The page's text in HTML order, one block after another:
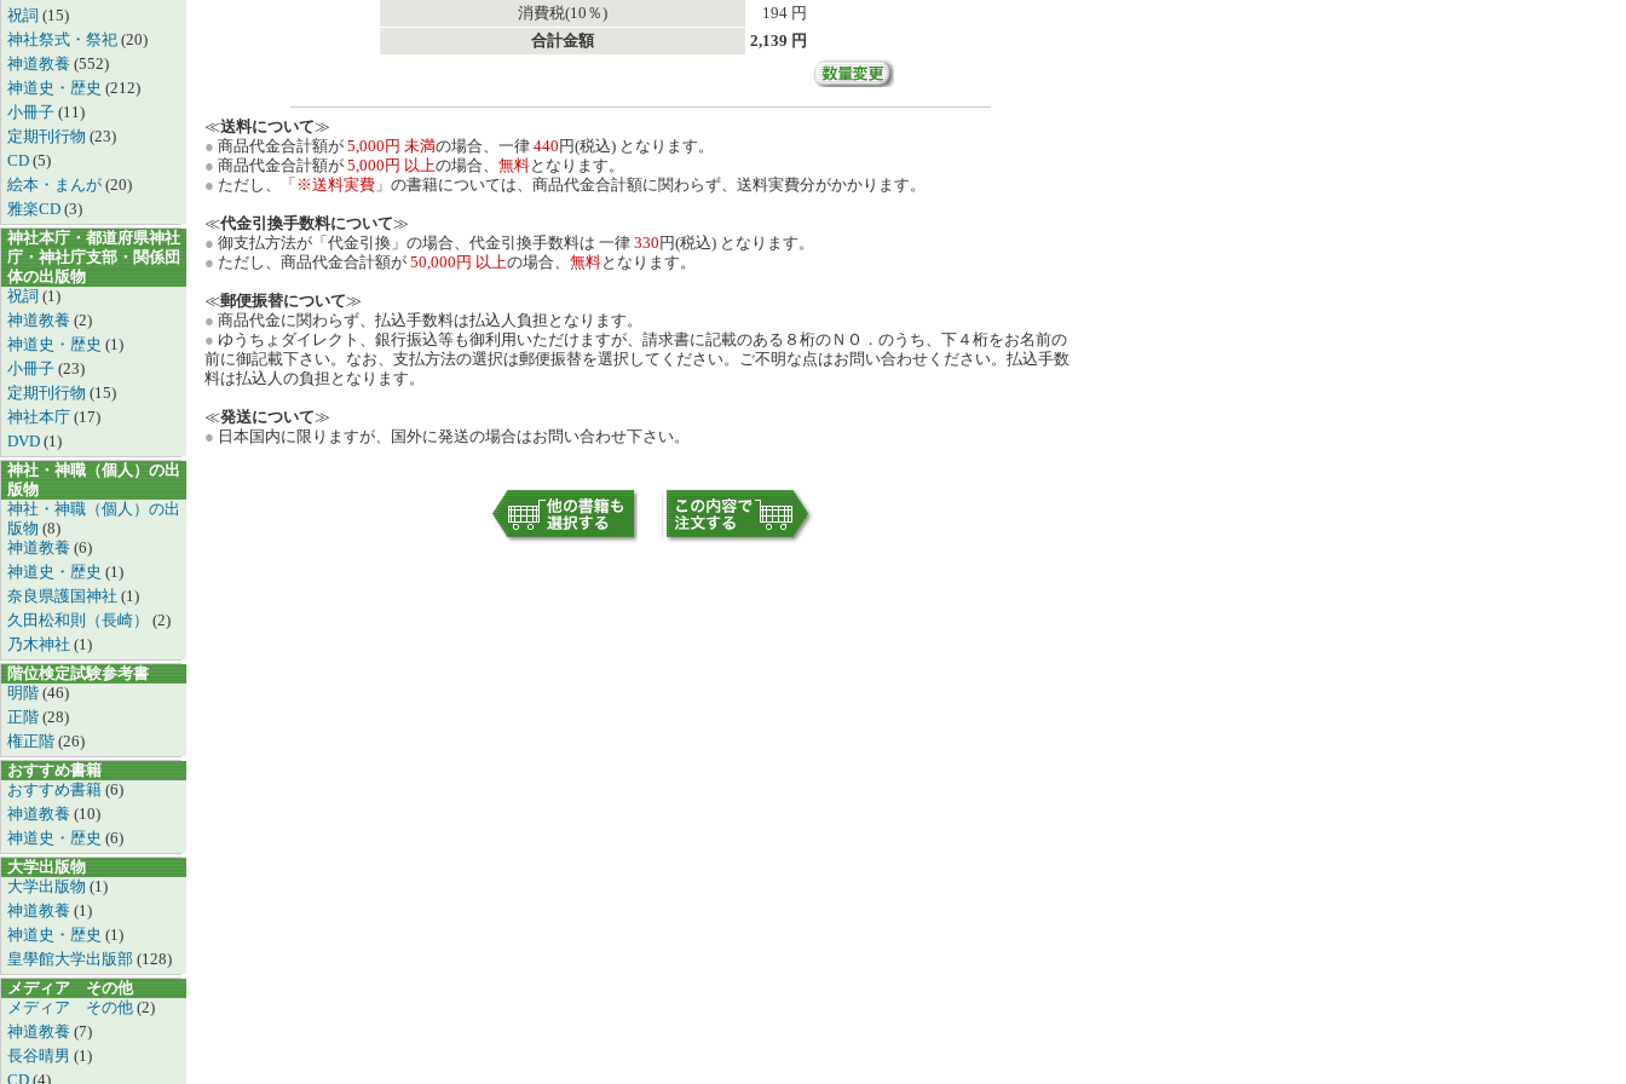
祝詞 (15)
神社祭式・祭祀 (20)
神道教養 (552)
神道史・歴史 (212)
小冊子 (11)
定期刊行物 (23)
CD (5)
絵本・まんが (20)
雅楽CD (3)
神社本庁・都道府県神社
庁・神社庁支部・関係団
体の出版物
祝詞 (1)
神道教養 (2)
神道史・歴史 (1)
小冊子 (23)
定期刊行物 (15)
神社本庁 (17)
DVD (1)
神社・神職（個人）の出
版物
神社・神職（個人）の出
版物 (8)
神道教養 (6)
神道史・歴史 (1)
奈良県護国神社 (1)
久田松和則（長崎） (2)
乃木神社 (1)
階位検定試験参考書
明階 (46)
正階 (28)
権正階 (26)
おすすめ書籍
おすすめ書籍 (6)
神道教養 (10)
神道史・歴史 (6)
大学出版物
大学出版物 (1)
神道教養 (1)
神道史・歴史 (1)
皇學館大学出版部 (128)
メディア その他
メディア その他 (2)
神道教養 (7)
長谷晴男 (1)
CD (4)
消費税(10％)
194 円
合計金額
2,139 円
≪送料について≫
● 商品代金合計額が 5,000円 未満の場合、一律 440 円(税込) となります。
● 商品代金合計額が 5,000円 以上の場合、 無料となります。
● ただし、「 ※送料実費 」の書籍については、商品代金合計額に関わらず、送料実費分がかかります。
≪代金引換手数料について≫
● 御支払方法が「代金引換」の場合、代金引換手数料は 一律 330 円(税込) となります。
● ただし、商品代金合計額が 50,000円 以上の場合、 無料となります。
≪郵便振替について≫
● 商品代金に関わらず、払込手数料は払込人負担となります。
● ゆうちょダイレクト、銀行振込等も御利用いただけますが、請求書に記載のある８桁のＮＯ．のうち、下４桁をお名前の
前に御記載下さい。なお、支払方法の選択は郵便振替を選択してください。ご不明な点はお問い合わせください。払込手数
料は払込人の負担となります。
≪発送について≫
● 日本国内に限りますが、国外に発送の場合はお問い合わせ下さい。